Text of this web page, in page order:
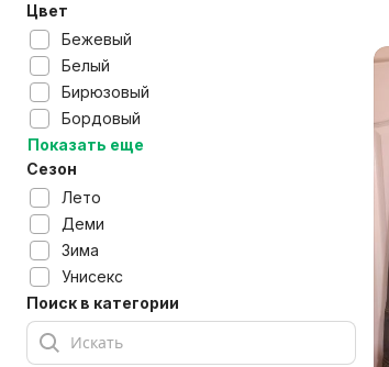
Цвет
Бежевый
Белый
Бирюзовый
Бордовый
Показать еще
Сезон
Лето
Деми
Зима
Унисекс
Поиск в категории